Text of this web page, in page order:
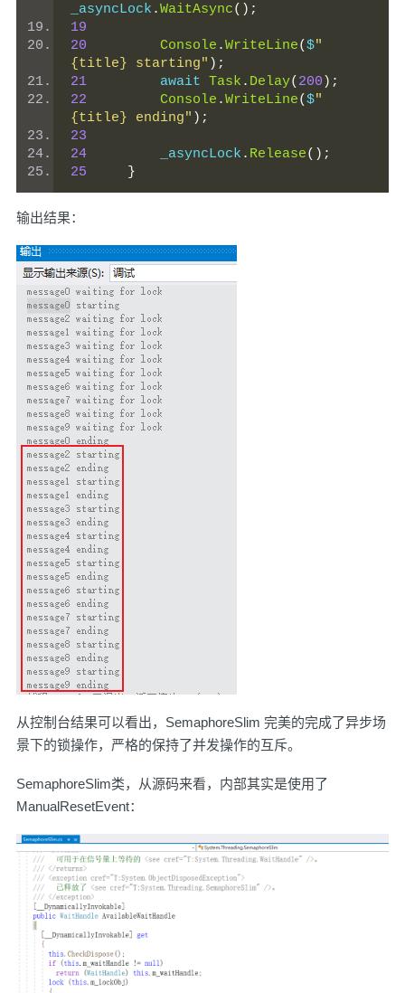
_asyncLock .WaitAsync();
19
20
Console .WriteLine($"
{title} starting" );
21
         await
Task . Delay( 200 );
22
Console .WriteLine($"
{title} ending" );
23
24
         _asyncLock
. Release();
25
}
输出结果：
从控制台结果可以看出，SemaphoreSlim 完美的完成了异步场
景下的锁操作，严格的保持了并发操作的互斥。
SemaphoreSlim类，从源码来看，内部其实是使用了
ManualResetEvent：